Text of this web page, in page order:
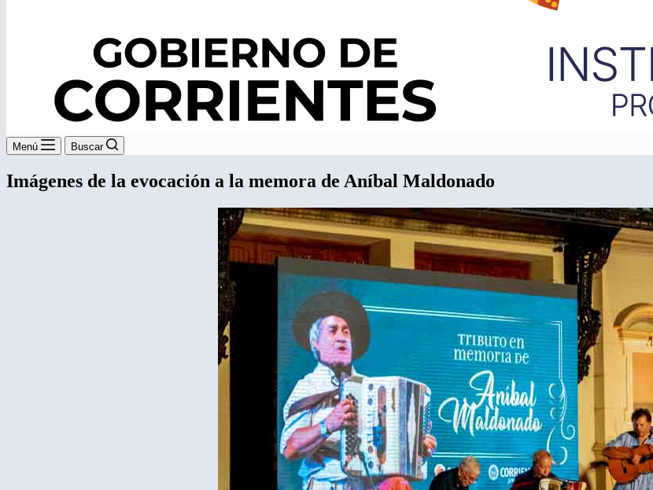
Menú Buscar
Imágenes de la evocación a la memora de Aníbal Maldonado